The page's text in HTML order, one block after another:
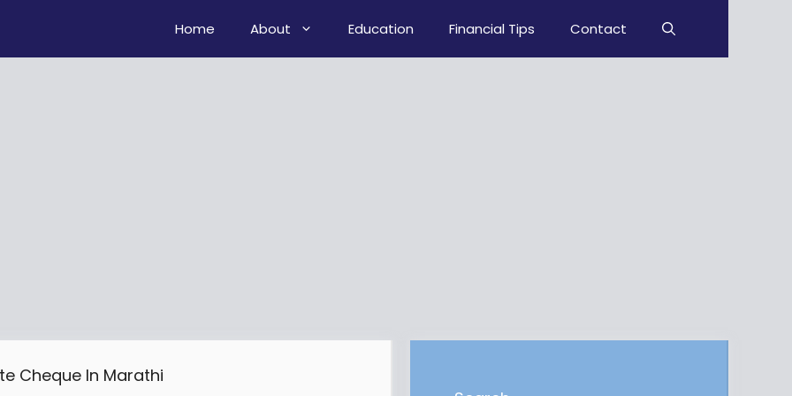
Home About Education Financial Tips Contact